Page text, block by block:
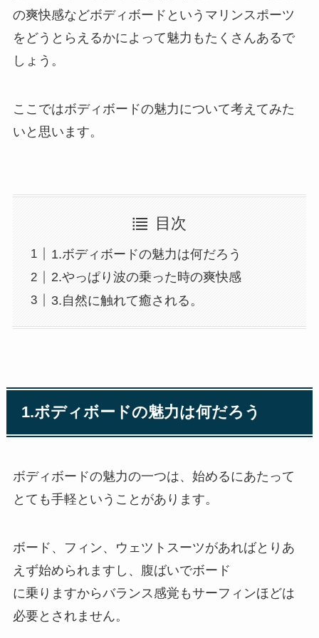
の爽快感などボディボードというマリンスポーツ
をどうとらえるかによって魅力もたくさんあるで
しょう。
ここではボディボードの魅力について考えてみた
いと思います。
目次
1.ボディボードの魅力は何だろう
2.やっぱり波の乗った時の爽快感
3.自然に触れて癒される。
1.ボディボードの魅力は何だろう
ボディボードの魅力の一つは、始めるにあたって
とても手軽ということがあります。
ボード、フィン、ウェツトスーツがあればとりあ
えず始められますし、腹ばいでボード
に乗りますからバランス感覚もサーフィンほどは
必要とされません。